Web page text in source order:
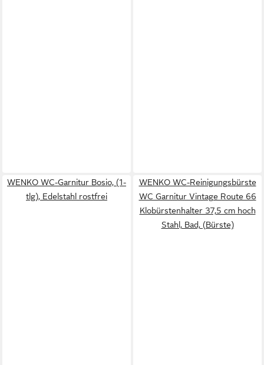
WENKO WC-Garnitur Bosio, (1-
tlg), Edelstahl rostfrei
WENKO WC-Reinigungsbürste
WC Garnitur Vintage Route 66
Klobürstenhalter 37,5 cm hoch
Stahl, Bad, (Bürste)